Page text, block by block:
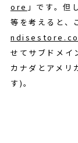
ore 」です。但
等を考えると
せてサブドメ
カナダとアメ
す)。